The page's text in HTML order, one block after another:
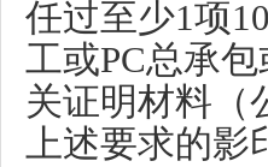
任过至少1项
工或PC总承包
关证明材料（
上述要求的影